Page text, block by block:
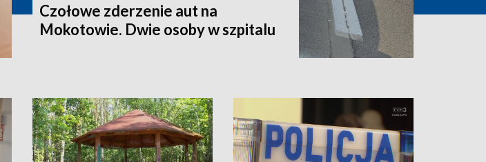
Czołowe zderzenie aut na
Mokotowie. Dwie osoby w szpitalu